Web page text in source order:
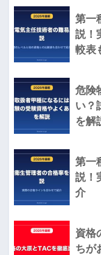
第一
説！
較表
危険
い？
を解
第一
説！
介
資格
ちが